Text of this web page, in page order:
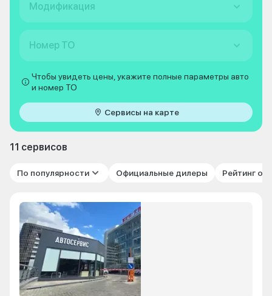
Модификация
Номер ТО
Чтобы увидеть цены, укажите полные параметры авто
и номер ТО
Сервисы на карте
11 сервисов
По популярности Официальные дилеры Рейтинг